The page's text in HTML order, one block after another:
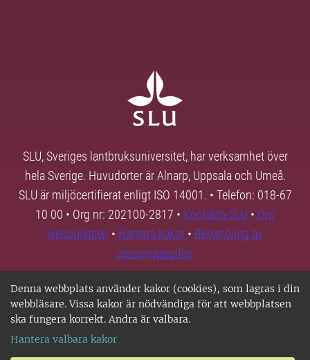
Denna webbplats använder kakor (cookies), som lagras i din
webbläsare. Vissa kakor är nödvändiga för att webbplatsen
ska fungera korrekt. Andra är valbara.
Hantera valbara kakor
SLU, Sveriges lantbruksuniversitet, har verksamhet över
hela Sverige. Huvudorter är Alnarp, Uppsala och Umeå.
SLU är miljöcertifierat enligt ISO 14001. • Telefon: 018-67
10 00 • Org nr: 202100-2817 • Kontakta SLU • Om
webbplatsen • Hantera kakor • Behandling av
personuppgifter